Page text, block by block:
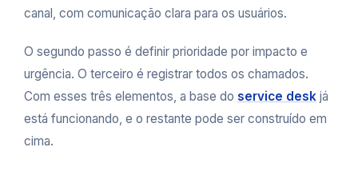
canal, com comunicação clara para os usuários.
O segundo passo é definir prioridade por impacto e
urgência. O terceiro é registrar todos os chamados.
Com esses três elementos, a base do service desk já
está funcionando, e o restante pode ser construído em
cima.